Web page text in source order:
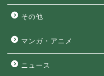
その他
マンガ・アニメ
ニュース